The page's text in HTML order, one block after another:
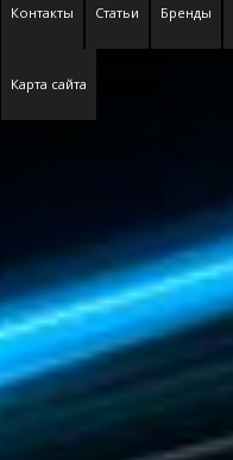
Контакты Статьи Бренды
Карта сайта